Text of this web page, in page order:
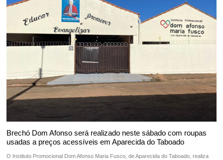
Brechó Dom Afonso será realizado neste sábado com roupas
usadas a preços acessíveis em Aparecida do Taboado
O Instituto Promocional Dom Afonso Maria Fusco, de Aparecida do Taboado, realiza